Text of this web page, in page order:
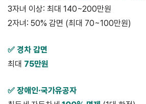
3자녀 이상: 최대 140~200만원
2자녀: 50% 감면 (최대 70~100만원)
✅ 경차 감면
최대 75만원
✅ 장애인·국가유공자